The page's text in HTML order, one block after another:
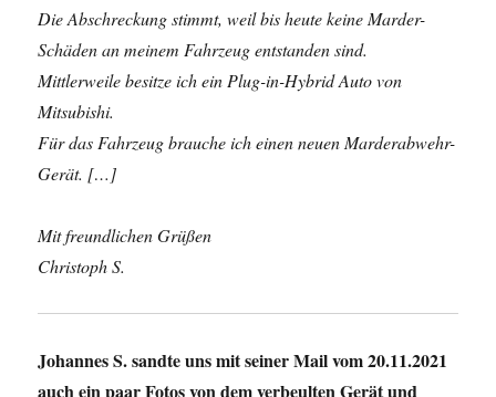
Die Abschreckung stimmt, weil bis heute keine Marder-
Schäden an meinem Fahrzeug entstanden sind.
Mittlerweile besitze ich ein Plug-in-Hybrid Auto von
Mitsubishi.
Für das Fahrzeug brauche ich einen neuen Marderabwehr-
Gerät. […]
Mit freundlichen Grüßen
Christoph S.
Johannes S. sandte uns mit seiner Mail vom 20.11.2021
auch ein paar Fotos von dem verbeulten Gerät und